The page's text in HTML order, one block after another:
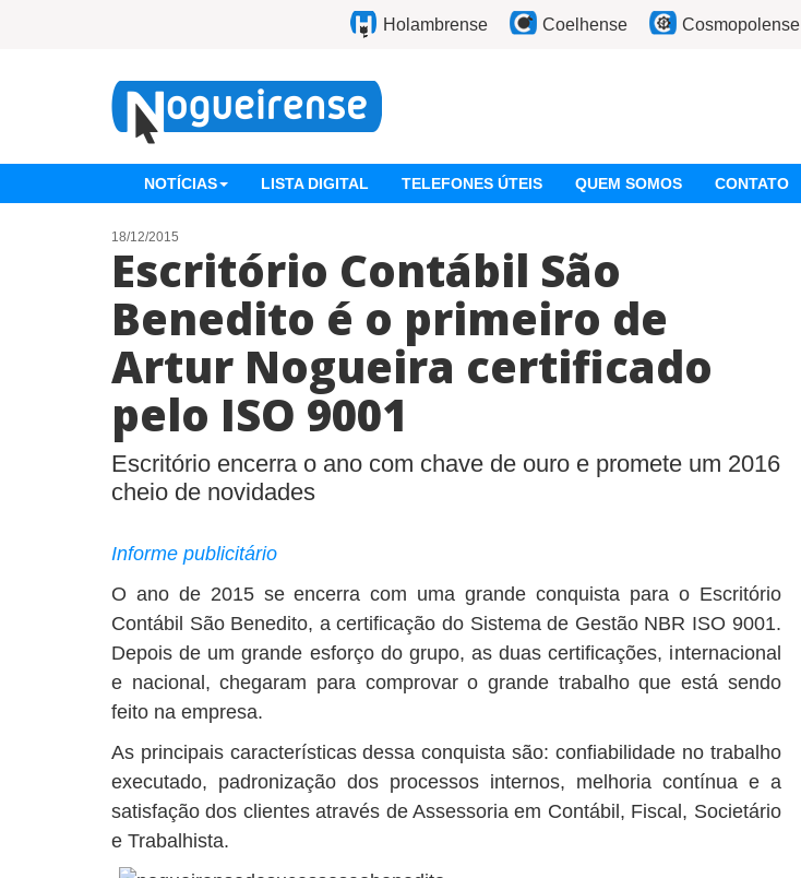
Holambrense Coelhense Cosmopolense
NOTÍCIAS LISTA DIGITAL TELEFONES ÚTEIS QUEM SOMOS CONTATO
18/12/2015
Escritório Contábil São
Benedito é o primeiro de
Artur Nogueira certificado
pelo ISO 9001
Escritório encerra o ano com chave de ouro e promete um 2016
cheio de novidades
Informe publicitário
O ano de 2015 se encerra com uma grande conquista para o Escritório
Contábil São Benedito, a certificação do Sistema de Gestão NBR ISO 9001.
Depois de um grande esforço do grupo, as duas certificações, internacional
e nacional, chegaram para comprovar o grande trabalho que está sendo
feito na empresa.
As principais características dessa conquista são: confiabilidade no trabalho
executado, padronização dos processos internos, melhoria contínua e a
satisfação dos clientes através de Assessoria em Contábil, Fiscal, Societário
e Trabalhista.